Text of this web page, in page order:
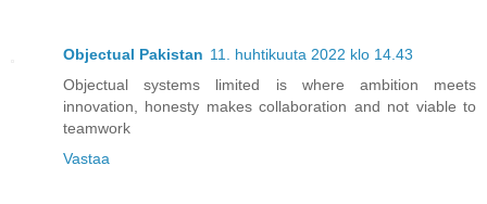
Objectual Pakistan 11. huhtikuuta 2022 klo 14.43
Objectual systems limited is where ambition meets
innovation, honesty makes collaboration and not viable to
teamwork
Vastaa